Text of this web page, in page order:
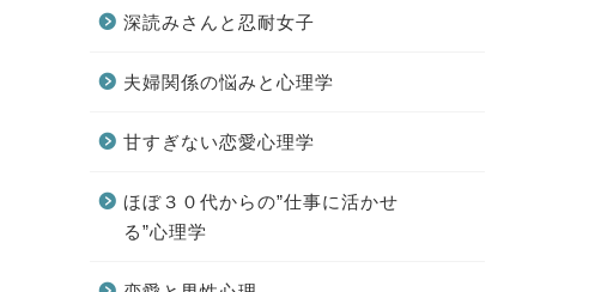
深読みさんと忍耐女子
夫婦関係の悩みと心理学
甘すぎない恋愛心理学
ほぼ３０代からの”仕事に活かせ
る”心理学